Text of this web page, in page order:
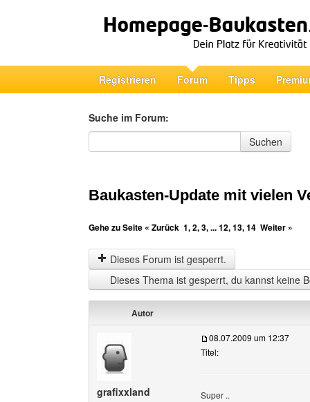
Registrieren Forum Tipps
Suche im Forum:
Suche im Forum
Suchen
Baukasten-Update mit vielen
Gehe zu Seite « Zurück 1,2,3, ...12,13,14 Weiter »
Dieses Forum ist gesperrt.
Dieses Thema ist gesperrt, du kannst keine
Autor
grafixxland
08.07.2009 um 12:37
Titel:
Super ..